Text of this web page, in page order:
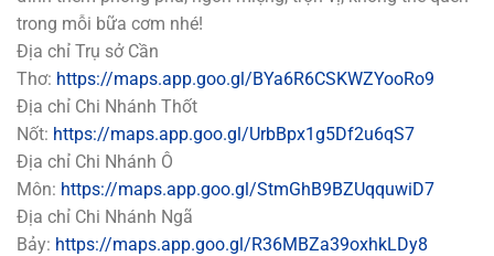
trong mỗi bữa cơm nhé!
Địa chỉ Trụ sở Cần
Thơ: https://maps.app.goo.gl/BYa6R6CSKWZYooRo9
Địa chỉ Chi Nhánh Thốt
Nốt: https://maps.app.goo.gl/UrbBpx1g5Df2u6qS7
Địa chỉ Chi Nhánh Ô
Môn: https://maps.app.goo.gl/StmGhB9BZUqquwiD7
Địa chỉ Chi Nhánh Ngã
Bảy: https://maps.app.goo.gl/R36MBZa39oxhkLDy8